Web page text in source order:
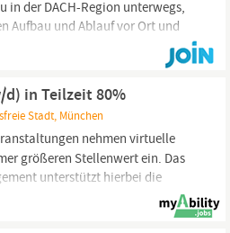
der DACH-Region unterwegs,
Aufbau und Ablauf vor Ort und
sich unsere Teilnehmenden
du mehr als nur organisatorische
Möglichmacher und Teil
in Teilzeit 80%
Stadt, München
nehmen virtuelle
größeren Stellenwert ein. Das
unterstützt hierbei die
von Munich Re bei der Planung,
von Veranstaltungen. Zur